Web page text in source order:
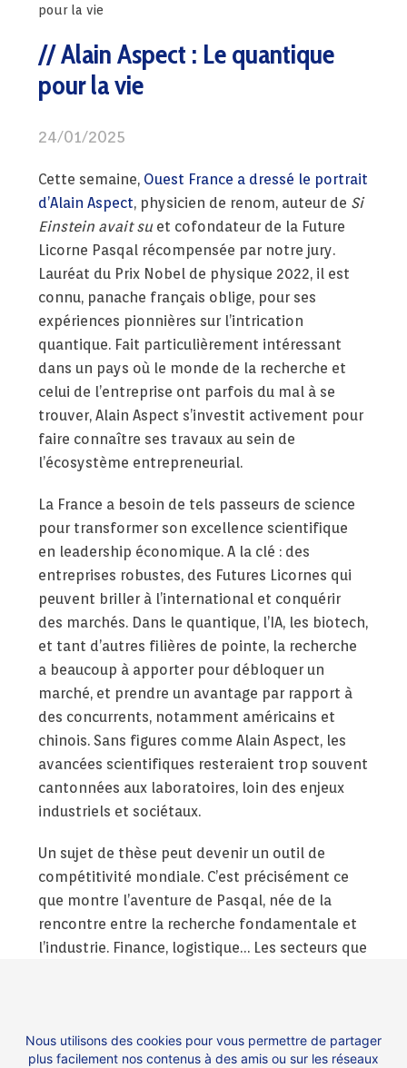
pour la vie
Alain Aspect : Le quantique
pour la vie
24/01/2025
Cette semaine, Ouest France a dressé le portrait
d’Alain Aspect, physicien de renom, auteur de Si
Einstein avait su et cofondateur de la Future
Licorne Pasqal récompensée par notre jury.
Lauréat du Prix Nobel de physique 2022, il est
connu, panache français oblige, pour ses
expériences pionnières sur l’intrication
quantique. Fait particulièrement intéressant
dans un pays où le monde de la recherche et
celui de l’entreprise ont parfois du mal à se
trouver, Alain Aspect s’investit activement pour
faire connaître ses travaux au sein de
l’écosystème entrepreneurial.
La France a besoin de tels passeurs de science
pour transformer son excellence scientifique
en leadership économique. A la clé : des
entreprises robustes, des Futures Licornes qui
peuvent briller à l’international et conquérir
des marchés. Dans le quantique, l’IA, les biotech,
et tant d’autres filières de pointe, la recherche
a beaucoup à apporter pour débloquer un
marché, et prendre un avantage par rapport à
des concurrents, notamment américains et
chinois. Sans figures comme Alain Aspect, les
avancées scientifiques resteraient trop souvent
cantonnées aux laboratoires, loin des enjeux
industriels et sociétaux.
Un sujet de thèse peut devenir un outil de
compétitivité mondiale. C’est précisément ce
que montre l’aventure de Pasqal, née de la
rencontre entre la recherche fondamentale et
l’industrie. Finance, logistique… Les secteurs que
positionner à l’avant-garde des technologies
Nous utilisons des cookies pour vous permettre de partager
plus facilement nos contenus à des amis ou sur les réseaux